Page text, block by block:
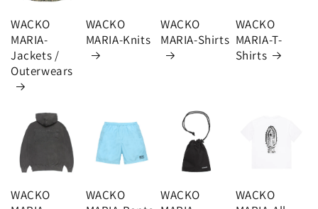
WACKO
MARIA-
Jackets /
Outerwears
WACKO
MARIA-Knits
WACKO
MARIA-Shirts
WACKO
MARIA-T-
Shirts
WACKO
WACKO
WACKO
WACKO